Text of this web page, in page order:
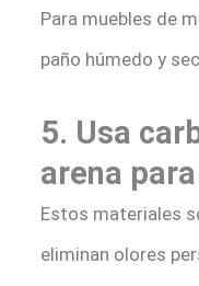
Para muebles de
paño húmedo y
5. Usa
arena
Estos materiales
eliminan olores